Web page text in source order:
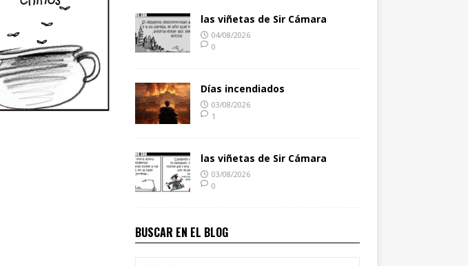
las viñetas de Sir Cámara
04/08/2026
0
Días incendiados
03/08/2026
1
las viñetas de Sir Cámara
03/08/2026
0
BUSCAR EN EL BLOG